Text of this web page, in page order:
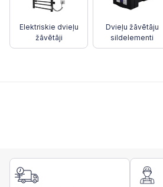
Elektriskie dvieļu
žāvētāji
Dvieļu žāvētāju
sildelementi